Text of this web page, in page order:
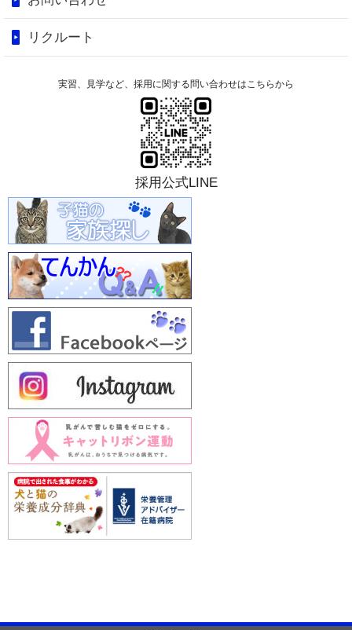
リクルート
実習、見学など、採用に関する問い合わせはこちらから
採用公式LINE